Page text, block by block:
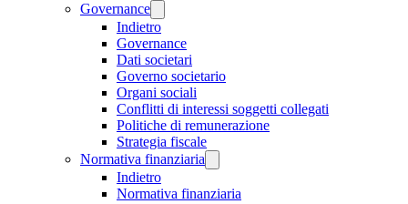
Governance
Indietro
Governance
Dati societari
Governo societario
Organi sociali
Conflitti di interessi soggetti collegati
Politiche di remunerazione
Strategia fiscale
Normativa finanziaria
Indietro
Normativa finanziaria